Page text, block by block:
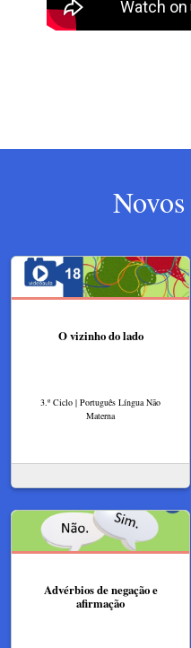
O vizinho do lado
3.º Ciclo | Português Língua Não
Materna
Advérbios de negação e
afirmação